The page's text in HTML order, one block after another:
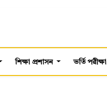
শিক্ষা প্রশাসন ভর্তি পরীক্ষা